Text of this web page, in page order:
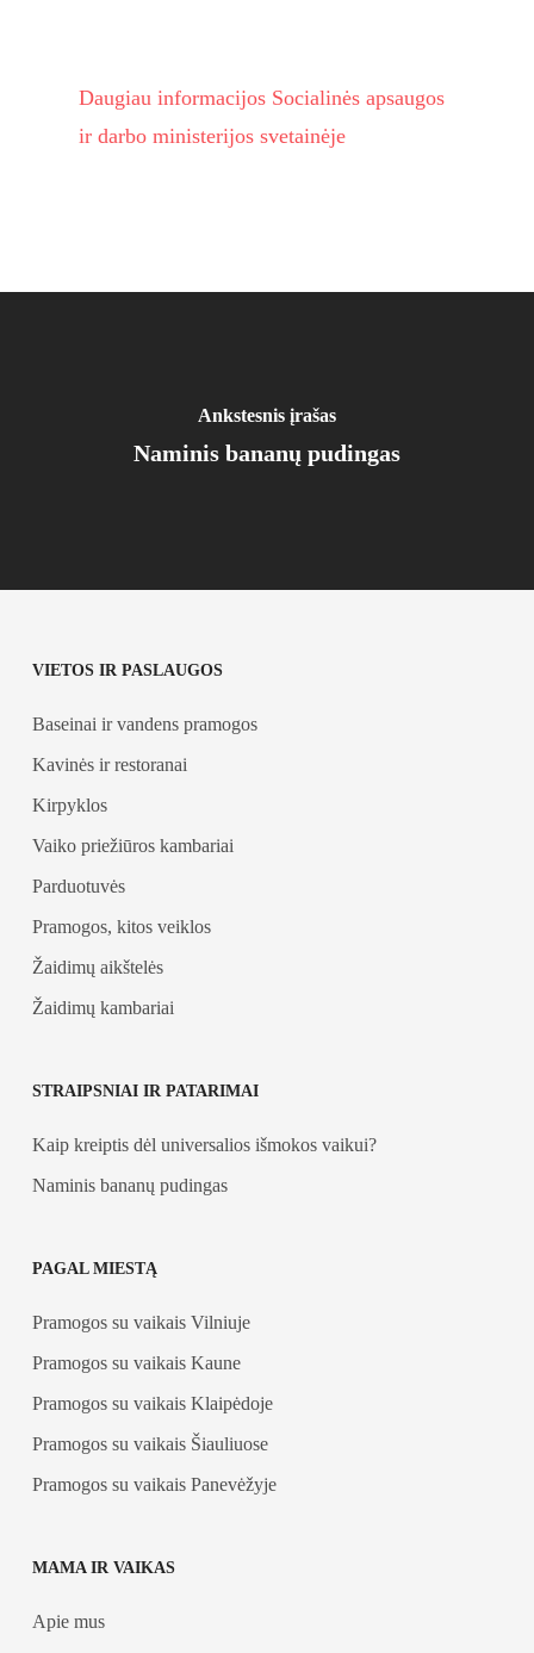
Daugiau informacijos Socialinės apsaugos
ir darbo ministerijos svetainėje
Ankstesnis įrašas
Naminis bananų pudingas
VIETOS IR PASLAUGOS
Baseinai ir vandens pramogos
Kavinės ir restoranai
Kirpyklos
Vaiko priežiūros kambariai
Parduotuvės
Pramogos, kitos veiklos
Žaidimų aikštelės
Žaidimų kambariai
STRAIPSNIAI IR PATARIMAI
Kaip kreiptis dėl universalios išmokos vaikui?
Naminis bananų pudingas
PAGAL MIESTĄ
Pramogos su vaikais Vilniuje
Pramogos su vaikais Kaune
Pramogos su vaikais Klaipėdoje
Pramogos su vaikais Šiauliuose
Pramogos su vaikais Panevėžyje
MAMA IR VAIKAS
Apie mus